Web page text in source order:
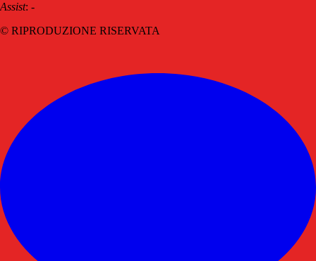
Assist: -
© RIPRODUZIONE RISERVATA